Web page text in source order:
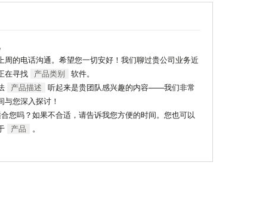
,
周的电话沟通。希望您一切安好！我们聊过贵公司业务近
在寻找
产品类别
软件。
产品描述
听起来是贵团队感兴趣的内容——我们非常
与您深入探讨！
您吗？如果不合适，请告诉我您方便的时间。您也可以
产品
。